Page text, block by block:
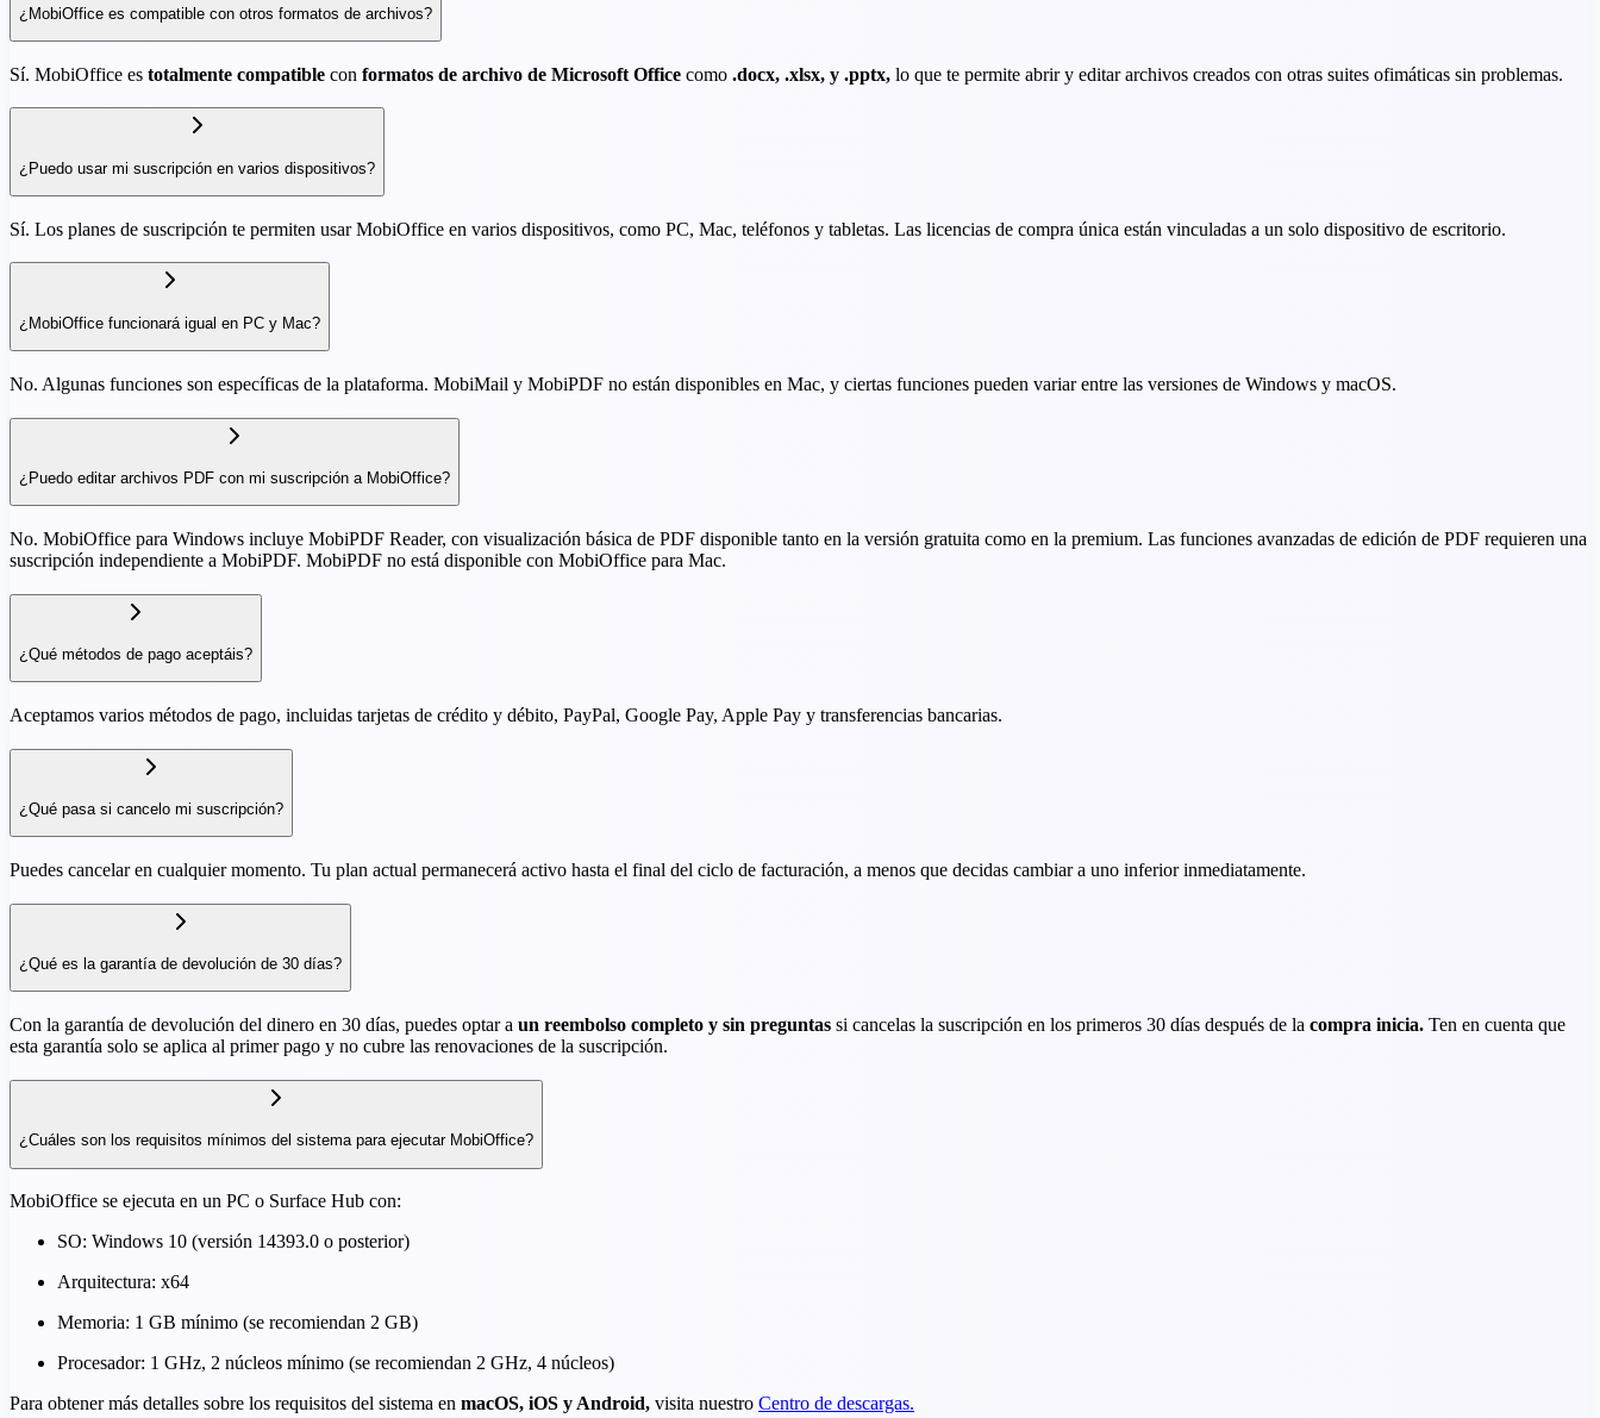
¿MobiOffice es compatible con otros formatos de archivos?
Sí. MobiOffice es totalmente compatible con formatos de archivo de Microsoft Office como .docx, .xlsx, y .pptx, lo que te permite abrir y editar archivos creados con otras suites ofimáticas sin problemas.
¿Puedo usar mi suscripción en varios dispositivos?
Sí. Los planes de suscripción te permiten usar MobiOffice en varios dispositivos, como PC, Mac, teléfonos y tabletas. Las licencias de compra única están vinculadas a un solo dispositivo de escritorio.
¿MobiOffice funcionará igual en PC y Mac?
No. Algunas funciones son específicas de la plataforma. MobiMail y MobiPDF no están disponibles en Mac, y ciertas funciones pueden variar entre las versiones de Windows y macOS.
¿Puedo editar archivos PDF con mi suscripción a MobiOffice?
No. MobiOffice para Windows incluye MobiPDF Reader, con visualización básica de PDF disponible tanto en la versión gratuita como en la premium. Las funciones avanzadas de edición de PDF requieren una
suscripción independiente a MobiPDF. MobiPDF no está disponible con MobiOffice para Mac.
¿Qué métodos de pago aceptáis?
Aceptamos varios métodos de pago, incluidas tarjetas de crédito y débito, PayPal, Google Pay, Apple Pay y transferencias bancarias.
¿Qué pasa si cancelo mi suscripción?
Puedes cancelar en cualquier momento. Tu plan actual permanecerá activo hasta el final del ciclo de facturación, a menos que decidas cambiar a uno inferior inmediatamente.
¿Qué es la garantía de devolución de 30 días?
Con la garantía de devolución del dinero en 30 días, puedes optar a un reembolso completo y sin preguntas si cancelas la suscripción en los primeros 30 días después de la compra inicia. Ten en cuenta que
esta garantía solo se aplica al primer pago y no cubre las renovaciones de la suscripción.
¿Cuáles son los requisitos mínimos del sistema para ejecutar MobiOffice?
MobiOffice se ejecuta en un PC o Surface Hub con:
SO: Windows 10 (versión 14393.0 o posterior)
Arquitectura: x64
Memoria: 1 GB mínimo (se recomiendan 2 GB)
Procesador: 1 GHz, 2 núcleos mínimo (se recomiendan 2 GHz, 4 núcleos)
Para obtener más detalles sobre los requisitos del sistema en macOS, iOS y Android, visita nuestro Centro de descargas.